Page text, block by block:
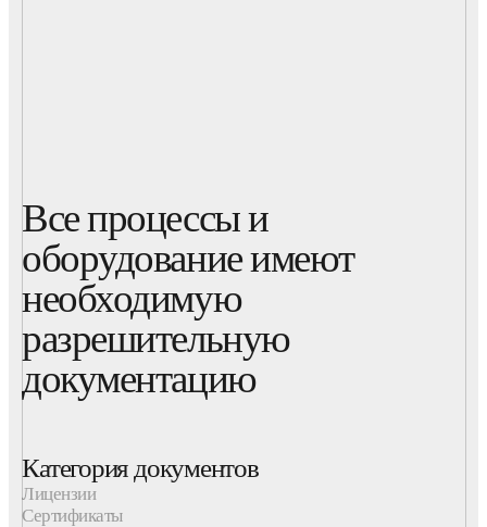
Все процессы и
оборудование имеют
необходимую
разрешительную
документацию
Категория документов
Лицензии
Сертификаты